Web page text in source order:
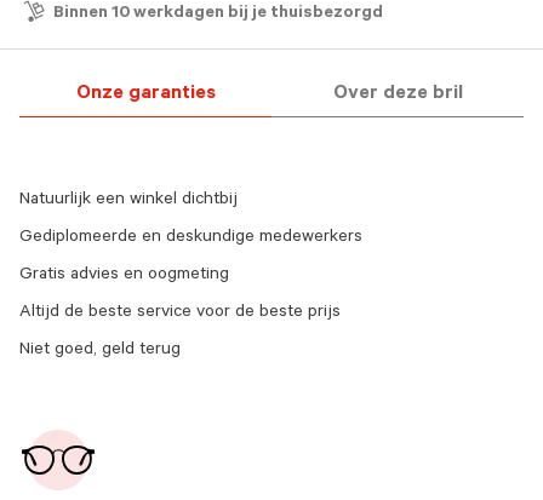
Binnen 10 werkdagen bij je thuisbezorgd
Onze garanties Over deze bril
Natuurlijk een winkel dichtbij
Gediplomeerde en deskundige medewerkers
Gratis advies en oogmeting
Altijd de beste service voor de beste prijs
Niet goed, geld terug